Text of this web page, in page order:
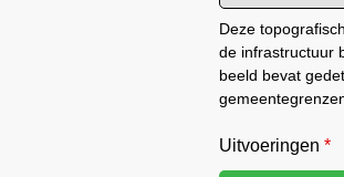
Deze
de infrastructuur
beeld bevat
Uitvoeringen *